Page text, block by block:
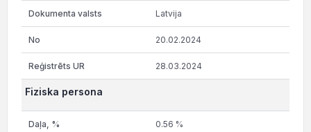
Latvija
20.02.2024
28.03.2024
Fiziska persona
0.56 %